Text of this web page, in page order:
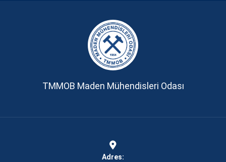
TMMOB Maden Mühendisleri Odası
Adres: